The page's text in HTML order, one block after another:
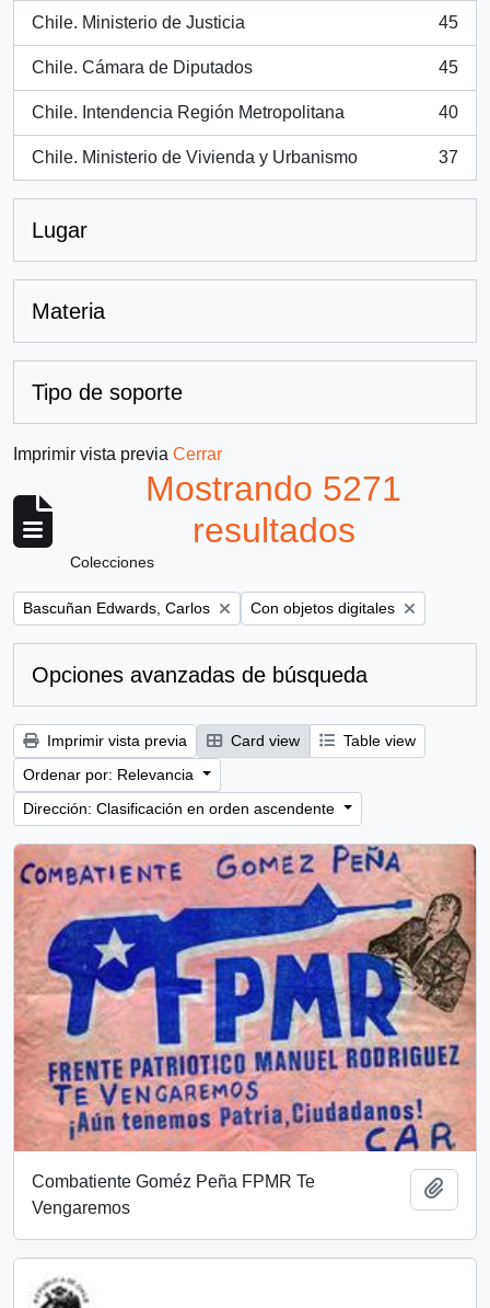
Chile. Ministerio de Justicia
, 45 resultados
45
Chile. Cámara de Diputados
, 45 resultados
45
Chile. Intendencia Región Metropolitana
, 40 resultados
40
Chile. Ministerio de Vivienda y Urbanismo
, 37 resultados
37
Lugar
Materia
Tipo de soporte
Imprimir vista previa Cerrar
Mostrando 5271
resultados
Colecciones
Remove filter:
Bascuñan Edwards, Carlos Remove filter:
Con objetos digitales
Opciones avanzadas de búsqueda
Imprimir vista previa Card view
Table view
Ordenar por: Relevancia
Dirección: Clasificación en orden ascendente
Combatiente Goméz Peña FPMR Te
Vengaremos